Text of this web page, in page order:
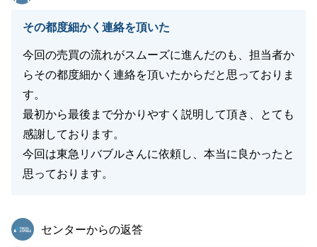
閉じる
その都度細かく連絡を頂いた
今回の売買の流れがスムーズに進んだのも、担当者か
らその都度細かく連絡を頂いたからだと思っておりま
す。
最初から最後まで分かりやすく説明して頂き、とても
感謝しております。
今回は東急リバブルさんに依頼し、本当に良かったと
思っております。
東急リバブル
センターからの返答